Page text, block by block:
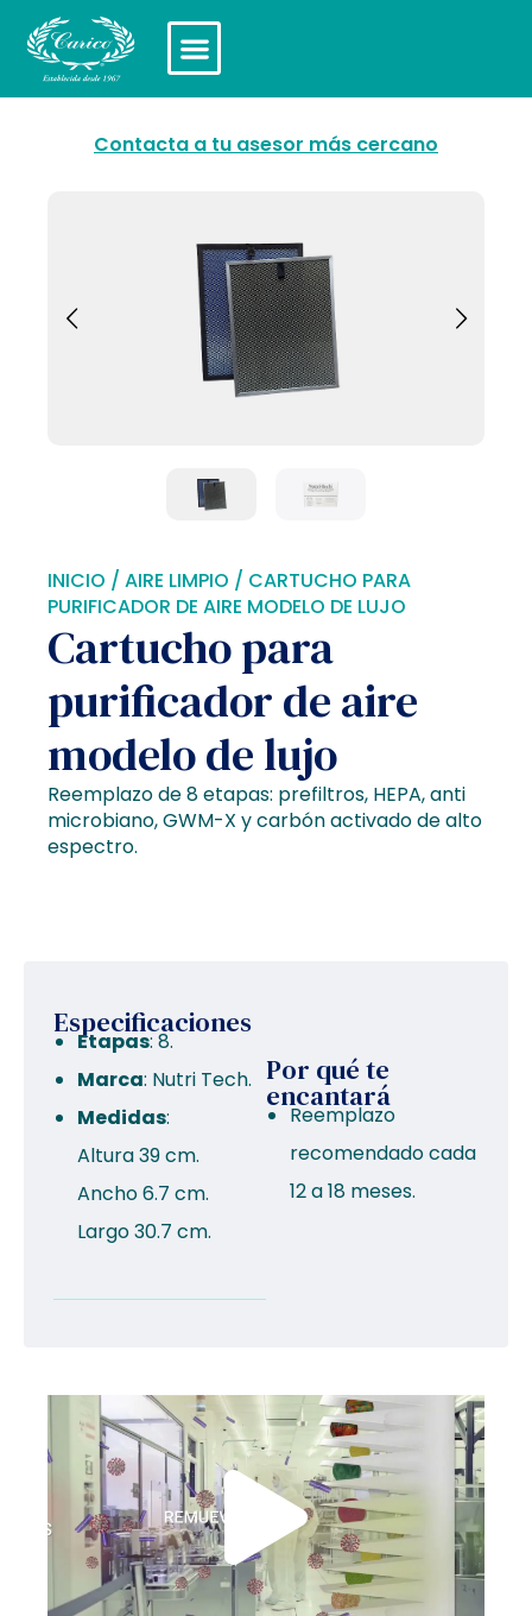
Contacta a tu asesor más cercano
INICIO / AIRE LIMPIO / CARTUCHO PARA
PURIFICADOR DE AIRE MODELO DE LUJO
Cartucho para
purificador de aire
modelo de lujo
Reemplazo de 8 etapas: prefiltros, HEPA, anti
microbiano, GWM-X y carbón activado de alto
espectro.
Especificaciones
Etapas: 8.
Marca: Nutri Tech.
Medidas:
Altura 39 cm.
Ancho 6.7 cm.
Largo 30.7 cm.
Por qué te
encantará
Reemplazo
recomendado cada
12 a 18 meses.